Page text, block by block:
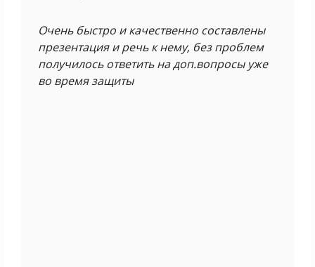
Очень быстро и качественно составлены
презентация и речь к нему, без проблем
получилось ответить на доп.вопросы уже
во время защиты